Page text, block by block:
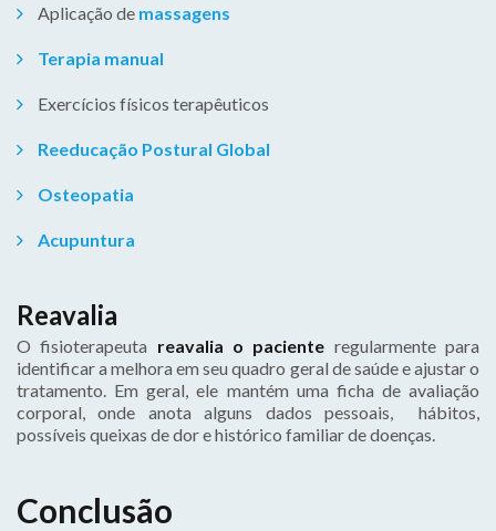
Aplicação de massagens
Terapia manual
Exercícios físicos terapêuticos
Reeducação Postural Global
Osteopatia
Acupuntura
Reavalia
O fisioterapeuta reavalia o paciente regularmente para
identificar a melhora em seu quadro geral de saúde e ajustar o
tratamento. Em geral, ele mantém uma ficha de avaliação
corporal, onde anota alguns dados pessoais, hábitos,
possíveis queixas de dor e histórico familiar de doenças.
Conclusão